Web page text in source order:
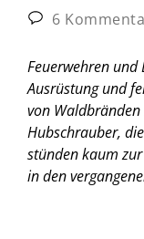
6
Feuerwehren
Ausrüstung und
von
Hubschrauber,
stünden kaum
in den